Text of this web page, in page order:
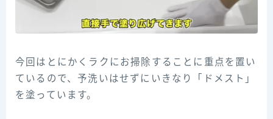
今回はとにかくラクにお掃除することに重点を置い
ているので、予洗いはせずにいきなり「ドメスト」
を塗っています。